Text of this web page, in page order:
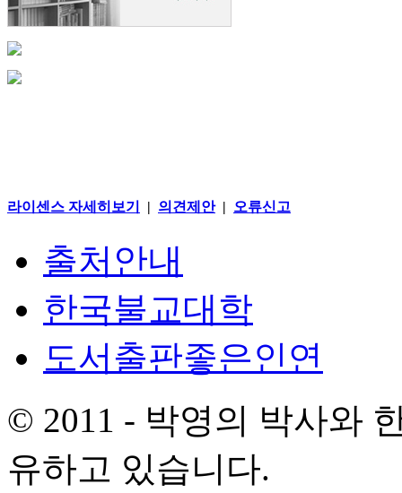
라이센스 자세히보기 | 의견제안| 오류신고
출처안내
한국불교대학
도서출판좋은인연
© 2011 - 박영의 박사와
유하고 있습니다.